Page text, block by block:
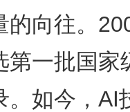
的向往。
第一批国家
。如今，AI